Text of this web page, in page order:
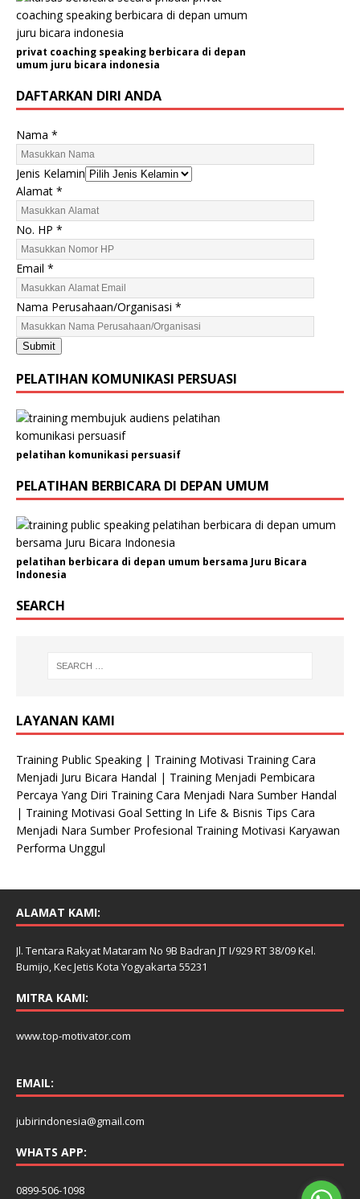
privat coaching speaking berbicara di depan
umum juru bicara indonesia
DAFTARKAN DIRI ANDA
N
o
.
E
m
a
i
l
A
l
a
m
Nama *
Jenis Kelamin
Alamat *
No. HP *
Email *
Nama Perusahaan/Organisasi *
Submit
PELATIHAN KOMUNIKASI PERSUASI
pelatihan komunikasi persuasif
PELATIHAN BERBICARA DI DEPAN UMUM
pelatihan berbicara di depan umum bersama Juru Bicara
Indonesia
SEARCH
LAYANAN KAMI
Training Public Speaking | Training Motivasi Training Cara
Menjadi Juru Bicara Handal | Training Menjadi Pembicara
Percaya Yang Diri Training Cara Menjadi Nara Sumber Handal
| Training Motivasi Goal Setting In Life & Bisnis Tips Cara
Menjadi Nara Sumber Profesional Training Motivasi Karyawan
Performa Unggul
ALAMAT KAMI:
Jl. Tentara Rakyat Mataram No 9B Badran JT I/929 RT 38/09 Kel.
Bumijo, Kec Jetis Kota Yogyakarta 55231
MITRA KAMI:
www.top-motivator.com
EMAIL:
jubirindonesia@gmail.com
WHATS APP:
0899-506-1098